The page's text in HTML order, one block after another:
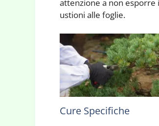
attenzione a non esporre
ustioni alle foglie.
Cure Specifiche